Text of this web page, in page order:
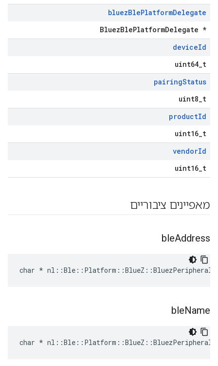
bluezBlePlatformDelegate
BluezBlePlatformDelegate *
deviceId
uint64_t
pairingStatus
uint8_t
productId
uint16_t
vendorId
uint16_t
מאפיינים ציבוריים
bleAddress
char *
bleName
char *